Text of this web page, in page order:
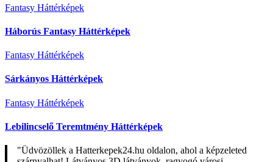
Fantasy Háttérképek
Háborús Fantasy Háttérképek
Fantasy Háttérképek
Sárkányos Háttérképek
Fantasy Háttérképek
Lebilincselő Teremtmény Háttérképek
"Üdvözöllek a Hatterkepek24.hu oldalon, ahol a képzeleted